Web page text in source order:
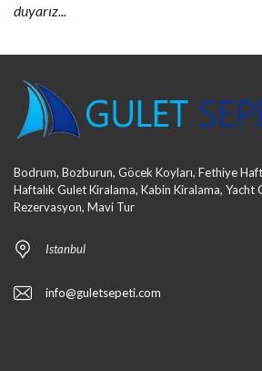
duyarız...
Bodrum, Bozburun, Göcek Koyları, Fethiye
Haftalık Gulet Kiralama, Kabin Kiralama, Yacht
Rezervasyon, Mavi Tur
Istanbul
info@guletsepeti.com